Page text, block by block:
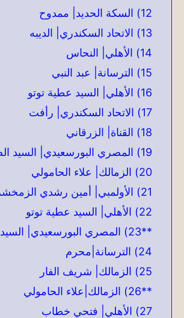
12) السكة الحديد| ممدوح
13) الاتحاد السكندري| الديبه
14) الأهلي| النحاس
15) الترسانة| عبد النبي
16) الأهلي| السيد عطية توتو
17) الاتحاد السكندري| رأفت
18) القناة| الزرقاني
19) المصري البورسعيدي| السيد الضيظوي
20) الزمالك| علاء الحامولي
21) الأولمبي| أمين رشدي الزمخشري
22) الأهلي| السيد عطية توتو
**23) المصري البورسعيدي| السيد الضيظوي
24) الترسانة|محرم
25) الزمالك| شريف الفار
**26) الزمالك|علاء الحامولي
27) الأهلي| فتحي خطاب